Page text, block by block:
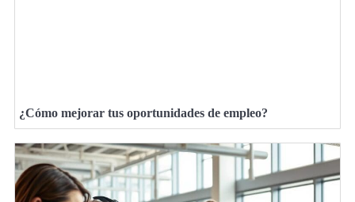
¿Cómo mejorar tus oportunidades de empleo?